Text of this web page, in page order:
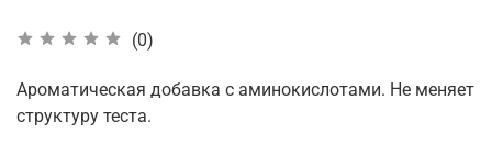
(0)
Ароматическая добавка с аминокислотами. Не меняет
структуру теста.